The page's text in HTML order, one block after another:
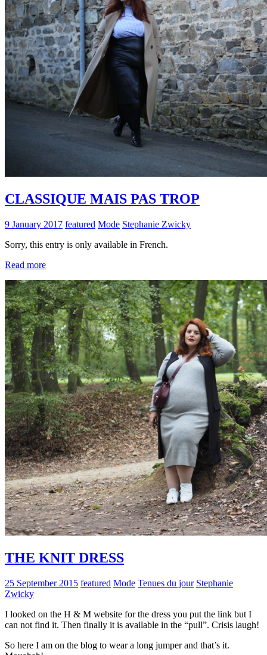
CLASSIQUE MAIS PAS TROP
9 January 2017 featured Mode Stephanie Zwicky
Sorry, this entry is only available in French.
Read more
THE KNIT DRESS
25 September 2015 featured Mode Tenues du jour Stephanie
Zwicky
I looked on the H & M website for the dress you put the link but I
can not find it. Then finally it is available in the “pull”. Crisis laugh!
So here I am on the blog to wear a long jumper and that’s it.